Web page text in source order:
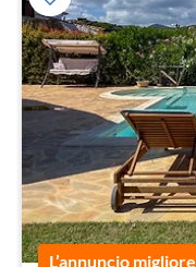
L’annuncio migliore